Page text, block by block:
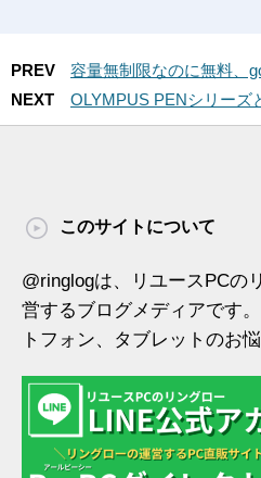
PREV
容量無制限なのに無料、
NEXT
OLYMPUS PENシリーズ
このサイトについて
@ringlogは、リユースPCの
営するブログメディアです
トフォン、タブレットのお